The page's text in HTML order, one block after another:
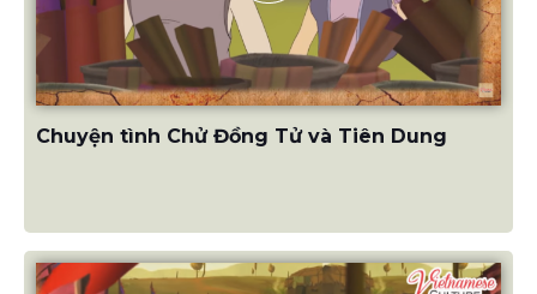
Chuyện tình Chử Đồng Tử và Tiên Dung